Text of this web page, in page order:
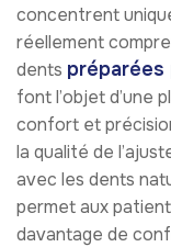
concentrent
réellement
dents
font l’objet d’une
confort et
la qualité de
avec les dents
permet aux
davantage de